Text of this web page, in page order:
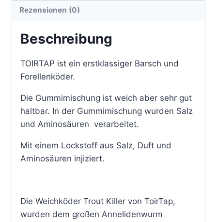
Rezensionen (0)
Beschreibung
TOIRTAP ist ein erstklassiger Barsch und
Forellenköder.
Die Gummimischung ist weich aber sehr gut
haltbar. In der Gummimischung wurden Salz
und Aminosäuren verarbeitet.
Mit einem Lockstoff aus Salz, Duft und
Aminosäuren injiziert.
Die Weichköder Trout Killer von ToirTap,
wurden dem großen Annelidenwurm